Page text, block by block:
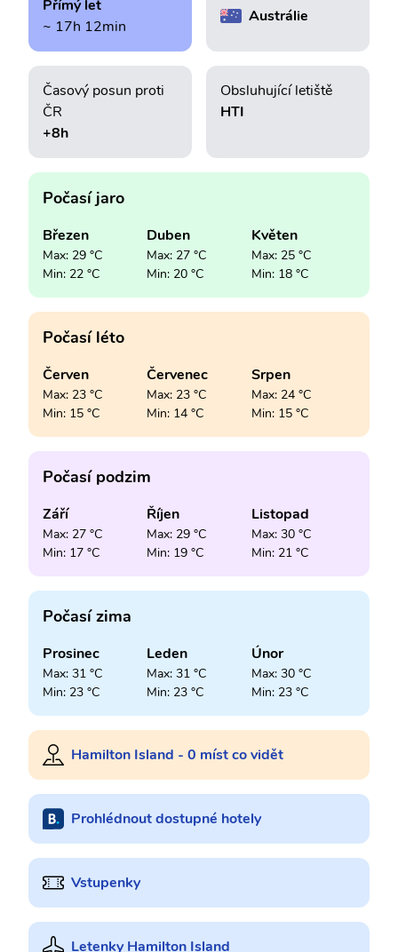
Přímý let
~ 17h 12min
Austrálie
Časový posun proti
ČR
+8h
Obsluhující letiště
HTI
Počasí jaro
Březen
Max: 29 °C
Min: 22 °C
Duben
Max: 27 °C
Min: 20 °C
Květen
Max: 25 °C
Min: 18 °C
Počasí léto
Červen
Max: 23 °C
Min: 15 °C
Červenec
Max: 23 °C
Min: 14 °C
Srpen
Max: 24 °C
Min: 15 °C
Počasí podzim
Září
Max: 27 °C
Min: 17 °C
Říjen
Max: 29 °C
Min: 19 °C
Listopad
Max: 30 °C
Min: 21 °C
Počasí zima
Prosinec
Max: 31 °C
Min: 23 °C
Leden
Max: 31 °C
Min: 23 °C
Únor
Max: 30 °C
Min: 23 °C
Hamilton Island - 0 míst co vidět
Prohlédnout dostupné hotely
Vstupenky
Letenky Hamilton Island